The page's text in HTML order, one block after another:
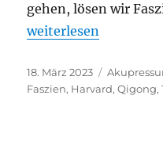
gehen, lösen wir
„Faszien“
weiterlesen
Veröffentlicht
am
18. März 2023
Faszien, Harvard,Qigong,